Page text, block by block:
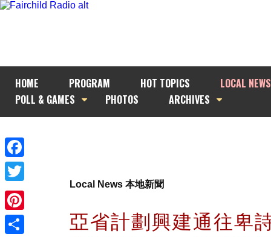
HOME PROGRAM HOT TOPICS
LOCAL NEWS
POLL & GAMES
PHOTOS ARCHIVES
Facebook
Twitter
Pinterest
Local News 本地新聞
亞省計劃興建通往卑